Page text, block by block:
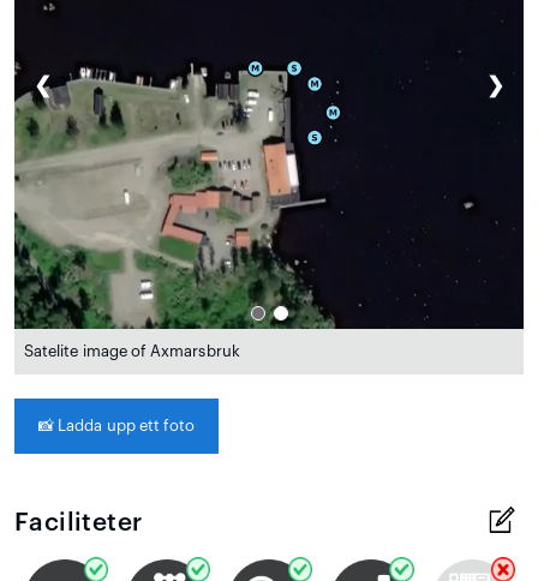
❮ ❯
Satelite image of Axmarsbruk
📸 Ladda upp ett foto
Faciliteter